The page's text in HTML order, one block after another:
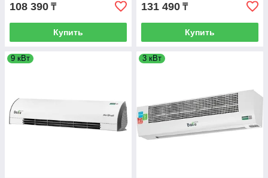
108 390 ₸
Купить
131 490 ₸
Купить
9 кВт 3 кВт